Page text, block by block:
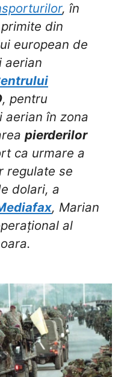
, în
din
european de
aerian
, pentru
aerian în zona
pierderilor
ca urmare a
regulate se
dolari, a
, Marian
al